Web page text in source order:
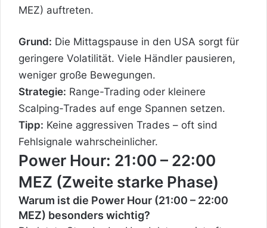
MEZ) auftreten.
Grund: Die Mittagspause in den USA sorgt für
geringere Volatilität. Viele Händler pausieren,
weniger große Bewegungen.
Strategie: Range-Trading oder kleinere
Scalping-Trades auf enge Spannen setzen.
Tipp: Keine aggressiven Trades – oft sind
Fehlsignale wahrscheinlicher.
Power Hour: 21:00 – 22:00
MEZ (Zweite starke Phase)
Warum ist die Power Hour (21:00 – 22:00
MEZ) besonders wichtig?